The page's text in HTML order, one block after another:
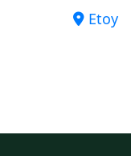
Etoy